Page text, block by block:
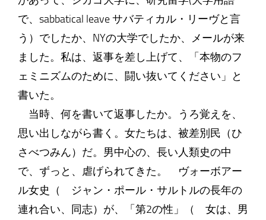
で、sabbatical leave サバティカル・リーヴと言
う）でしたか、NYの大学でしたか、メールが来
ました。私は、返事を差し上げて、「本物のフ
ェミニズムのために、闘い抜いてください」と
書いた。
当時、何を書いて返事したか。うろ覚えを、
思い出しながら書く。女たちは、被差別民（ひ
さべつみん）だ。男中心の、長い人類史の中
で、ずっと、虐げられてきた。 ヴォーボアー
ル女史（ ジャン・ポール・サルトルの長年の
連れ合い、同志）が、「第2の性」（ 女は、男